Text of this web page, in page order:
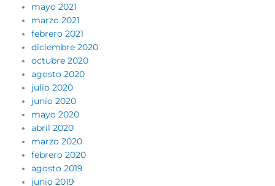
mayo 2021
marzo 2021
febrero 2021
diciembre 2020
octubre 2020
agosto 2020
julio 2020
junio 2020
mayo 2020
abril 2020
marzo 2020
febrero 2020
agosto 2019
junio 2019